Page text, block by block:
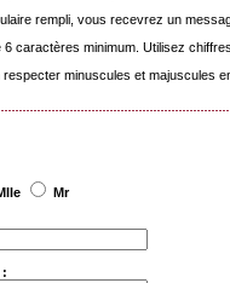
rempli, vous recevrez un
caractères minimum. Utilisez
respecter minuscules et majuscules
Mr
: